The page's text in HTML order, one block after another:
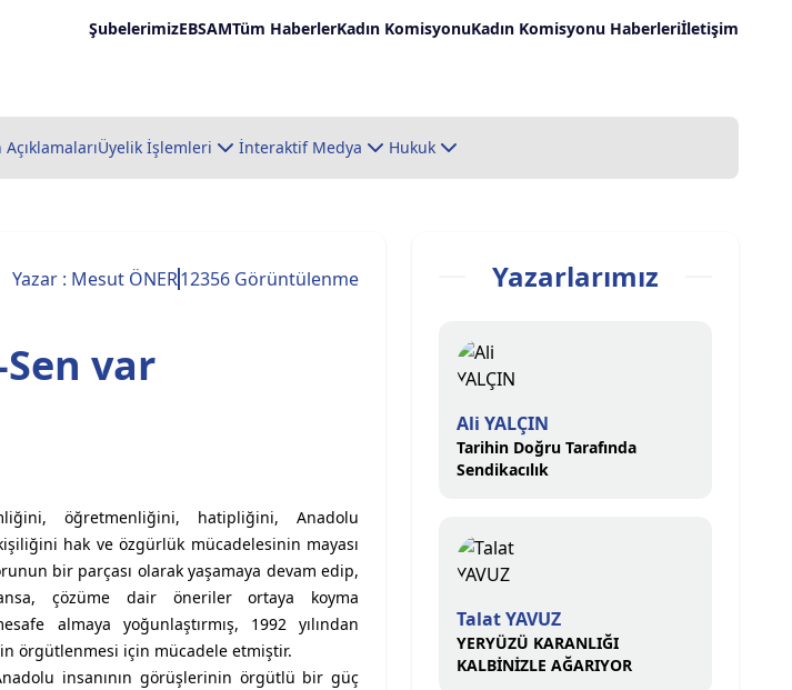
ŞubelerimizEBSAMTüm HaberlerKadın KomisyonuKadın Komisyonu Haberleriİletişim
AçıklamalarıÜyelik İşlemleri İnteraktif Medya Hukuk
Yazar : Mesut ÖNER12356 Görüntülenme
var
öğretmenliğini, hatipliğini, Anadolu
hak ve özgürlük mücadelesinin mayası
bir parçası olarak yaşamaya devam edip,
çözüme dair öneriler ortaya koyma
almaya yoğunlaştırmış, 1992 yılından
örgütlenmesi için mücadele etmiştir.
insanının görüşlerinin örgütlü bir güç
Yazarlarımız
Ali YALÇIN
Tarihin Doğru Tarafında
Sendikacılık
Talat YAVUZ
YERYÜZÜ KARANLIĞI
KALBİNİZLE AĞARIYOR